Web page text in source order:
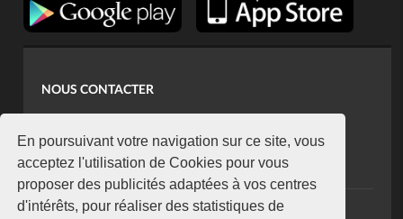
En poursuivant votre navigation sur ce site, vous
acceptez l'utilisation de Cookies pour vous
proposer des publicités adaptées à vos centres
d'intérêts, pour réaliser des statistiques de
NOUS CONTACTER
koaci@yahoo.fr
+225 07 08 85 52 93